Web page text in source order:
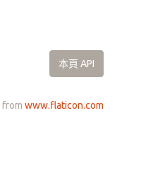
本頁 API
from www.flaticon.com